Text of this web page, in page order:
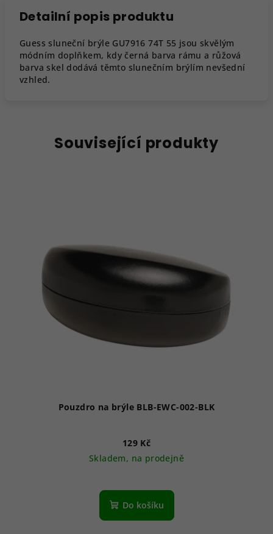
Detailní popis produktu
Guess sluneční brýle GU7916 74T 55 jsou skvělým
módním doplňkem, kdy černá barva rámu a růžová
barva skel dodává těmto slunečním brýlím nevšední
vzhled.
Související produkty
Pouzdro na brýle BLB-EWC-002-BLK
129 Kč
Skladem, na prodejně
Do košíku